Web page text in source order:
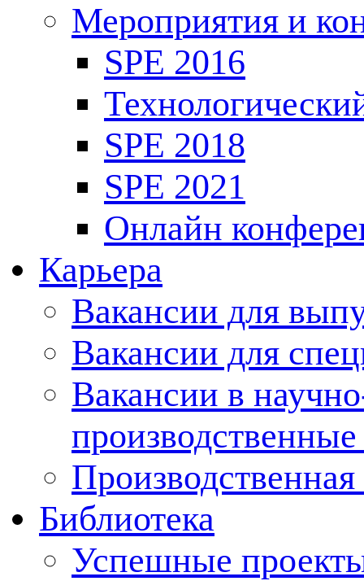
Мероприятия и
SPE 2016
SPE 2018
SPE 2021
Онлайн
Карьера
Вакансии для
Вакансии для
Вакансии в
Производственная
Библиотека
Успешные